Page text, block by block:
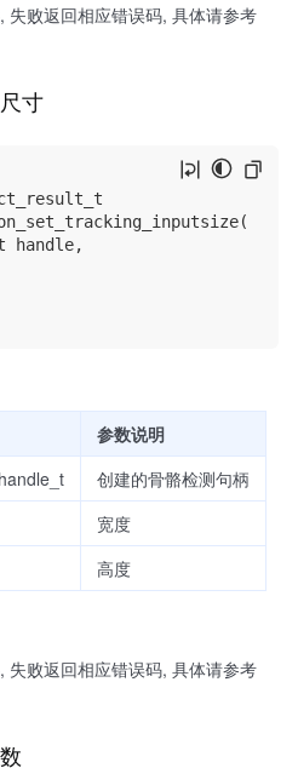
失败返回相应错误码, 具体请参考
寸
参数说明
创建的骨骼检测句柄
宽度
高度
失败返回相应错误码, 具体请参考